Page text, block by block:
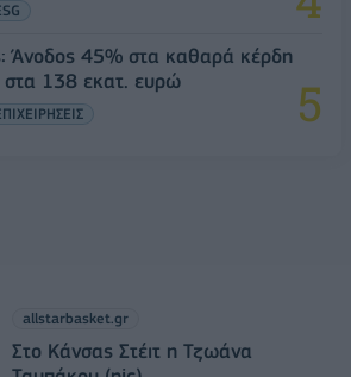
Άνοδος 45% στα καθαρά κέρδη
στα 138 εκατ. ευρώ
allstarbasket.gr
Στο Κάνσας Στέιτ η Τζωάνα